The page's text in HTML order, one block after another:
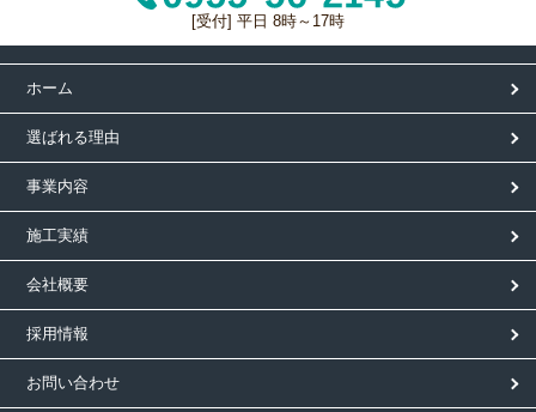
[受付] 平日 8時～17時
ホーム
選ばれる理由
事業内容
施工実績
会社概要
採用情報
お問い合わせ